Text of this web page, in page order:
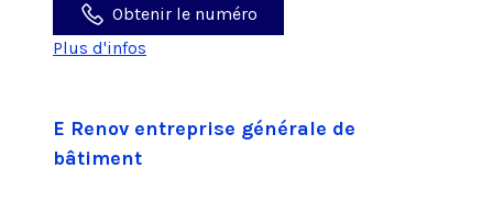
Obtenir le numéro
Plus d'infos
E Renov entreprise générale de
bâtiment